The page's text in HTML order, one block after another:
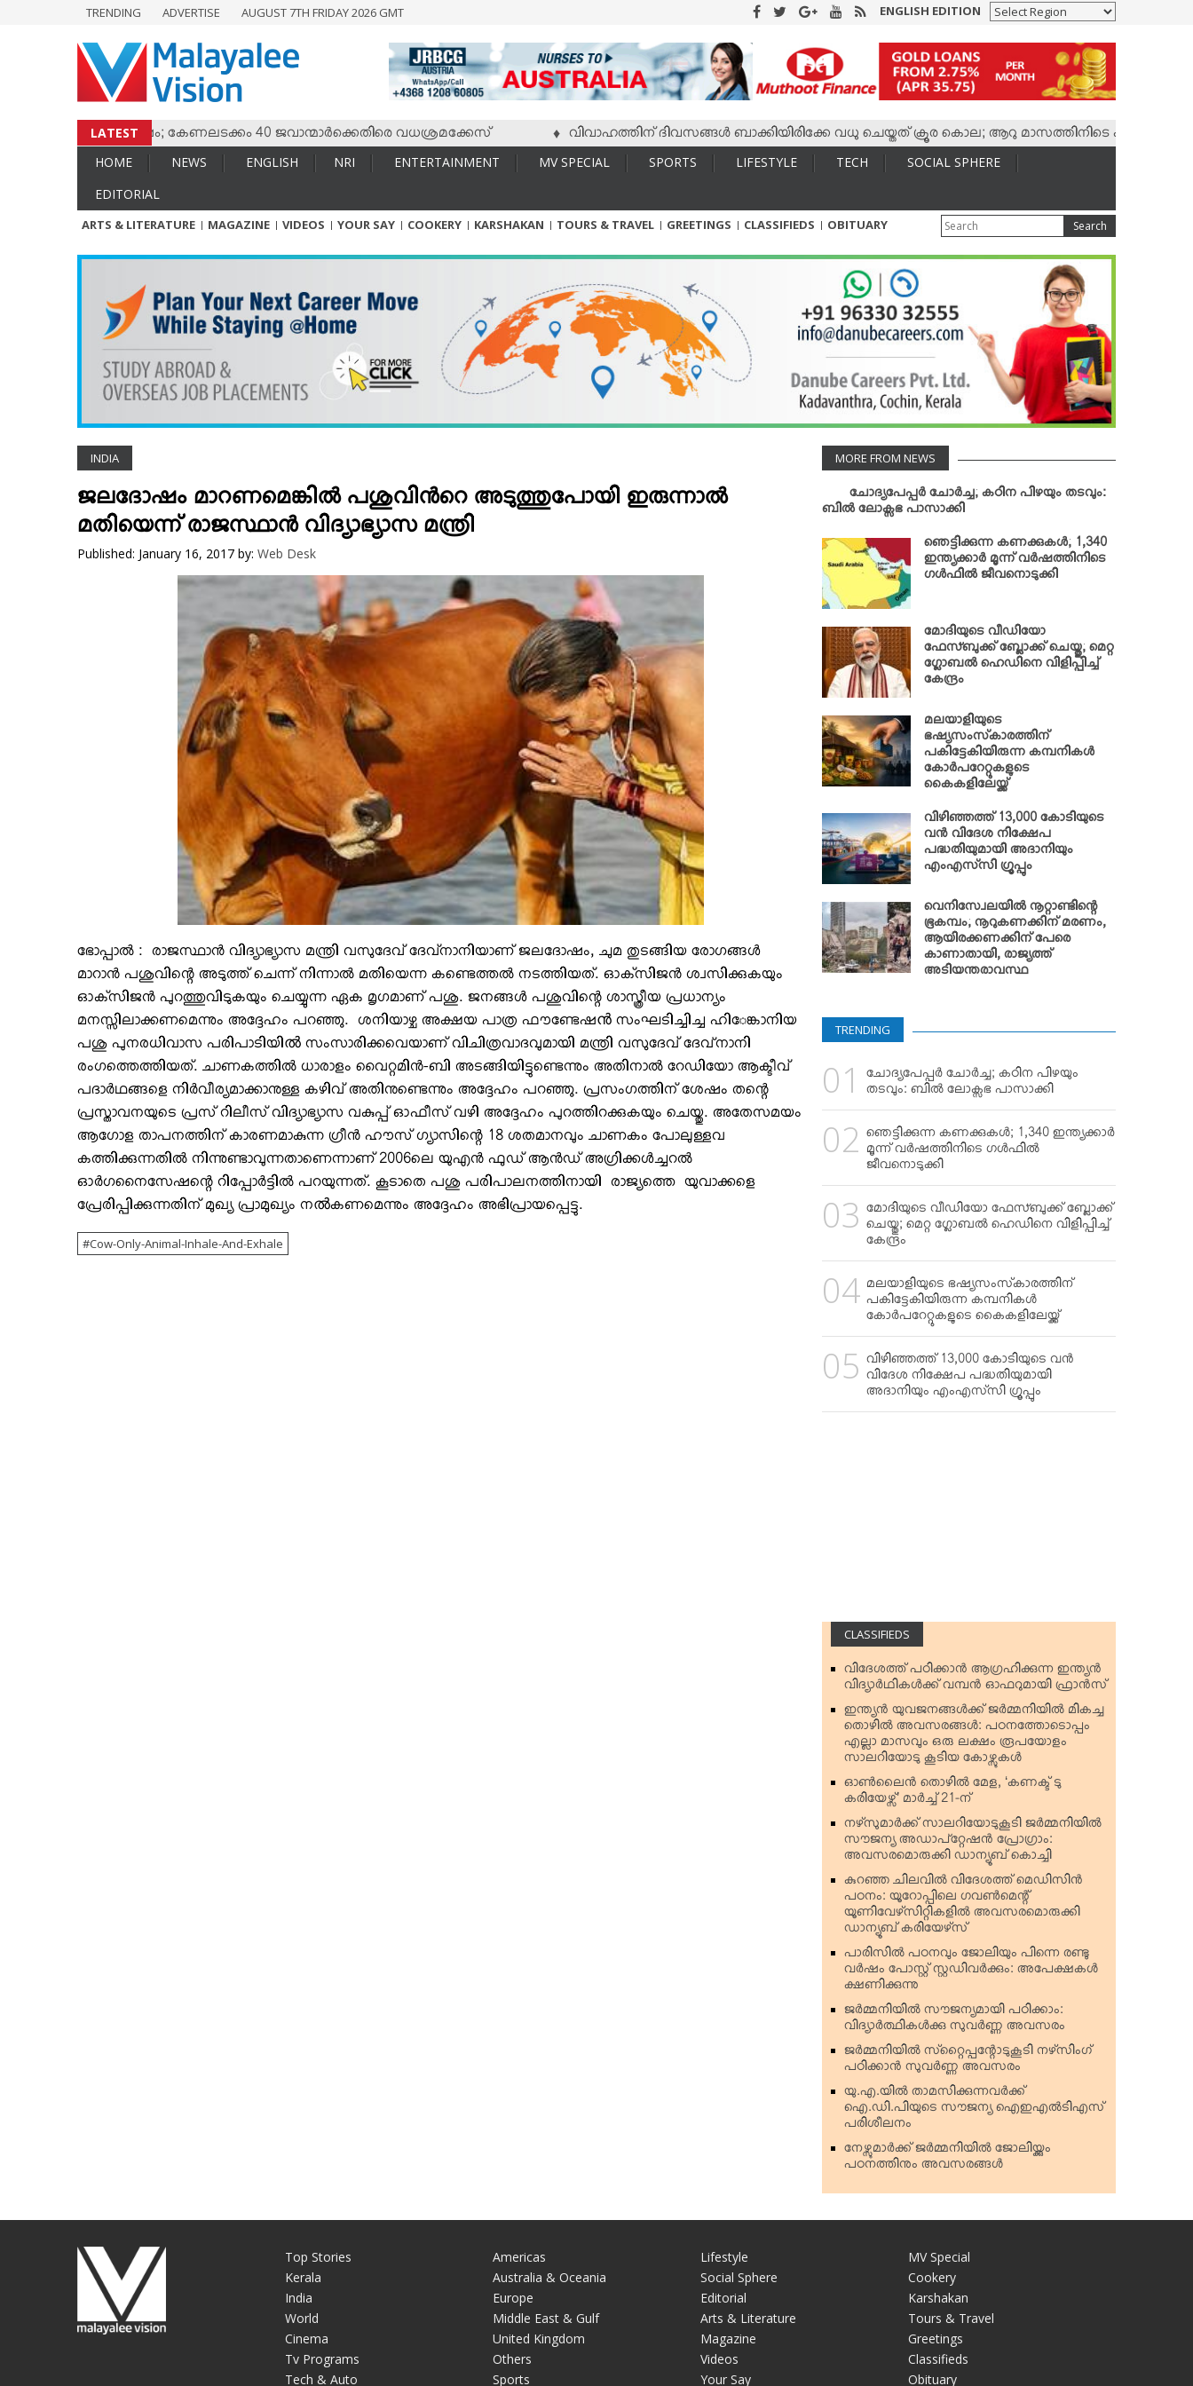
ENTERTAINMENT
TECH & AUTO
ARTS & LITERATURE
TOURS & TRAVEL
TRENDING ADVERTISE AUGUST 7TH FRIDAY 2026 GMT ENGLISH EDITION
LATEST
സംഘര്‍ഷം; കേണലടക്കം 40 ജവാന്മാര്‍ക്കെതിരെ വധശ്രമക്കേസ് വിവാഹത്തിന് ദിവസങ്ങള്‍ ബാക്കിയിരിക്കേ വധു ചെയ്തത് ക്രൂര കൊല; ആറു മാസത്തിനിടെ കാമുകനുമായി
HOME NEWS ENGLISH NRI ENTERTAINMENT MV SPECIAL SPORTS LIFESTYLE TECH
SOCIAL SPHERE
EDITORIAL
ARTS & LITERATURE MAGAZINE VIDEOS YOUR SAY COOKERY KARSHAKAN TOURS & TRAVEL GREETINGS CLASSIFIEDS OBITUARY Search
INDIA
ജലദോഷം മാറണമെങ്കില്‍ പശുവിന്‍റെ അടുത്തുപോയി ഇരുന്നാല്‍
മതിയെന്ന് രാജസ്ഥാന്‍ വിദ്യാഭ്യാസ മന്ത്രി
Published: January 16, 2017 by: Web Desk
ഭോപ്പാല്‍ : രാജസ്ഥാന്‍ വിദ്യാഭ്യാസ മന്ത്രി വസുദേവ് ദേവ്‌നാനിയാണ് ജലദോഷം, ചുമ തുടങ്ങിയ രോഗങ്ങള്‍
മാറാന്‍ പശുവിന്റെ അടുത്ത് ചെന്ന് നിന്നാല്‍ മതിയെന്ന കണ്ടെത്തല്‍ നടത്തിയത്. ഓക്‌സിജന്‍ ശ്വസിക്കുകയും
ഓക്‌സിജന്‍ പുറത്തുവിടുകയും ചെയ്യുന്ന ഏക മൃഗമാണ് പശു. ജനങ്ങള്‍ പശുവിന്റെ ശാസ്ത്രീയ പ്രധാന്യം
മനസ്സിലാക്കണമെന്നും അദ്ദേഹം പറഞ്ഞു. ശനിയാഴ്ച അക്ഷയ പാത്ര ഫൗണ്ടേഷൻ സംഘടിച്ചിച്ച ഹി​േങ്കാനിയ
പശു പുനരധിവാസ പരിപാടിയിൽ സംസാരിക്കവെയാണ്​ വിചിത്രവാദവുമായി മന്ത്രി വസുദേവ്​ ദേവ്നാനി
രംഗത്തെത്തിയത്​. ചാണകത്തില്‍ ധാരാളം വൈറ്റമിന്‍-ബി അടങ്ങിയിട്ടുണ്ടെന്നും അതിനാല്‍ റേഡിയോ ആക്ടീവ്
പദാര്‍ഥങ്ങളെ നിര്‍വീര്യമാക്കാനുള്ള കഴിവ് അതിനുണ്ടെന്നും അദ്ദേഹം പറഞ്ഞു. പ്രസംഗത്തിന് ശേഷം തന്റെ
പ്രസ്താവനയുടെ പ്രസ് റിലീസ് വിദ്യാഭ്യാസ വകുപ്പ് ഓഫീസ് വഴി അദ്ദേഹം പുറത്തിറക്കുകയും ചെയ്തു. അതേസമയം
ആഗോള താപനത്തിന് കാരണമാകുന്ന ഗ്രീന്‍ ഹൗസ് ഗ്യാസിന്റെ 18 ശതമാനവും ചാണകം പോലുള്ളവ
കത്തിക്കുന്നതില്‍ നിന്നുണ്ടാവുന്നതാണെന്നാണ് 2006ലെ യുഎന്‍ ഫുഡ് ആന്‍ഡ് അഗ്രിക്കള്‍ച്ചറല്‍
ഓര്‍ഗനൈസേഷന്റെ റിപ്പോര്‍ട്ടില്‍ പറയുന്നത്. കൂടാതെ പശു പരിപാലനത്തിനായി ​ രാജ്യത്തെ യുവാക്കളെ
പ്രേരിപ്പിക്കുന്നതിന്​ മുഖ്യ പ്രാമുഖ്യം നൽകണമെന്നും അദ്ദേഹം അഭിപ്രായപ്പെട്ടു.
Cow-Only-Animal-Inhale-And-Exhale
MORE FROM NEWS
ചോദ്യപേപ്പര്‍ ചോര്‍ച്ച; കഠിന പിഴയും തടവും:
ബില്‍ ലോക്സഭ പാസാക്കി
ഞെട്ടിക്കുന്ന കണക്കുകള്‍; 1,340
ഇന്ത്യക്കാര്‍ മൂന്ന് വര്‍ഷത്തിനിടെ
ഗള്‍ഫില്‍ ജീവനൊടുക്കി
മോദിയുടെ വീഡിയോ
ഫേസ്ബുക്ക് ബ്ലോക്ക് ചെയ്തു; മെറ്റ
ഗ്ലോബല്‍ ഹെഡിനെ വിളിപ്പിച്ച്
കേന്ദ്രം
മലയാളിയുടെ
ഭഷ്യസംസ്‌കാരത്തിന്
പകിട്ടേകിയിരുന്ന കമ്പനികള്‍
കോര്‍പറേറ്റുകളുടെ
കൈകളിലേയ്ക്ക്
വിഴിഞ്ഞത്ത് 13,000 കോടിയുടെ
വന്‍ വിദേശ നിക്ഷേപ
പദ്ധതിയുമായി അദാനിയും
എംഎസ്‌സി ഗ്രൂപ്പും
വെനിസ്വേലയില്‍ നൂറ്റാണ്ടിന്റെ
ഭൂകമ്പം; നൂറുകണക്കിന് മരണം,
ആയിരക്കണക്കിന് പേരെ
കാണാതായി, രാജ്യത്ത്
അടിയന്തരാവസ്ഥ
TRENDING
ചോദ്യപേപ്പര്‍ ചോര്‍ച്ച; കഠിന പിഴയും
തടവും: ബില്‍ ലോക്സഭ പാസാക്കി
ഞെട്ടിക്കുന്ന കണക്കുകള്‍; 1,340 ഇന്ത്യക്കാര്‍
മൂന്ന് വര്‍ഷത്തിനിടെ ഗള്‍ഫില്‍
ജീവനൊടുക്കി
മോദിയുടെ വീഡിയോ ഫേസ്ബുക്ക് ബ്ലോക്ക്
ചെയ്തു; മെറ്റ ഗ്ലോബല്‍ ഹെഡിനെ വിളിപ്പിച്ച്
കേന്ദ്രം
മലയാളിയുടെ ഭഷ്യസംസ്‌കാരത്തിന്
പകിട്ടേകിയിരുന്ന കമ്പനികള്‍
കോര്‍പറേറ്റുകളുടെ കൈകളിലേയ്ക്ക്
വിഴിഞ്ഞത്ത് 13,000 കോടിയുടെ വന്‍
വിദേശ നിക്ഷേപ പദ്ധതിയുമായി
അദാനിയും എംഎസ്‌സി ഗ്രൂപ്പും
CLASSIFIEDS
വിദേശത്ത് പഠിക്കാന്‍ ആഗ്രഹിക്കുന്ന ഇന്ത്യന്‍
വിദ്യാര്‍ഥികള്‍ക്ക് വമ്പന്‍ ഓഫറുമായി ഫ്രാന്‍സ്
ഇന്ത്യന്‍ യുവജനങ്ങള്‍ക്ക് ജര്‍മ്മനിയില്‍ മികച്ച
തൊഴില്‍ അവസരങ്ങള്‍: പഠനത്തോടൊപ്പം
എല്ലാ മാസവും ഒരു ലക്ഷം രൂപയോളം
സാലറിയോടു കൂടിയ കോഴ്സുകള്‍
ഓണ്‍ലൈന്‍ തൊഴില്‍ മേള, ‘കണക്ട് ടു
കരിയേഴ്സ്’ മാര്‍ച്ച് 21-ന്
നഴ്‌സുമാര്‍ക്ക് സാലറിയോടുകൂടി ജര്‍മ്മനിയില്‍
സൗജന്യ അഡാപ്റ്റേഷന്‍ പ്രോഗ്രാം:
അവസരമൊരുക്കി ഡാന്യൂബ് കൊച്ചി
കുറഞ്ഞ ചിലവില്‍ വിദേശത്ത് മെഡിസിന്‍
പഠനം: യൂറോപ്പിലെ ഗവണ്‍മെന്റ്
യൂണിവേഴ്‌സിറ്റികളില്‍ അവസരമൊരുക്കി
ഡാന്യൂബ് കരിയേഴ്‌സ്
പാരിസില്‍ പഠനവും ജോലിയും പിന്നെ രണ്ടു
വര്‍ഷം പോസ്റ്റ് സ്റ്റഡിവര്‍ക്കും: അപേക്ഷകള്‍
ക്ഷണിക്കുന്നു
ജര്‍മ്മനിയില്‍ സൗജന്യമായി പഠിക്കാം:
വിദ്യാര്‍ത്ഥികള്‍ക്കു സുവര്‍ണ്ണ അവസരം
ജര്‍മ്മനിയില്‍ സ്‌റ്റൈപ്പന്റോടുകൂടി നഴ്‌സിംഗ്
പഠിക്കാന്‍ സുവര്‍ണ്ണ അവസരം
യു.എ.യില്‍ താമസിക്കുന്നവര്‍ക്ക്
ഐ.ഡി.പിയുടെ സൗജന്യ ഐഇഎല്‍ടിഎസ്
പരിശീലനം
നേഴ്സുമാര്‍ക്ക് ജര്‍മ്മനിയില്‍ ജോലിയ്ക്കും
പഠനത്തിനും അവസരങ്ങള്‍
Top Stories
Kerala
India
World
Cinema
Tv Programs
Tech & Auto
Americas
Australia & Oceania
Europe
Middle East & Gulf
United Kingdom
Others
Sports
Lifestyle
Social Sphere
Editorial
Arts & Literature
Magazine
Videos
Your Say
MV Special
Cookery
Karshakan
Tours & Travel
Greetings
Classifieds
Obituary